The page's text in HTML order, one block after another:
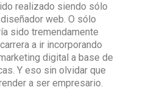
realizado siendo sólo
web. O sólo
sido tremendamente
a ir incorporando
digital a base de
Y eso sin olvidar que
a ser empresario.